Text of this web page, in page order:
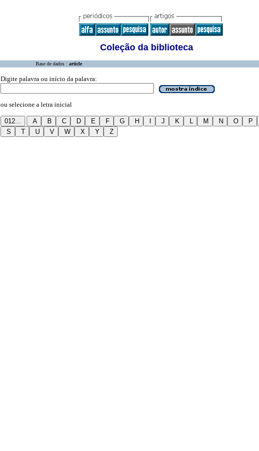
Coleção da biblioteca
Base de dados : article
Digite palavra ou início da palavra:
ou selecione a letra inicial